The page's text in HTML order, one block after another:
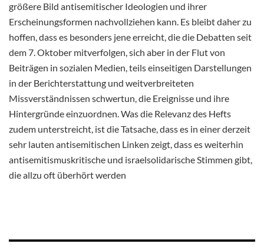
größere Bild antisemitischer Ideologien und ihrer
Erscheinungsformen nachvollziehen kann. Es bleibt daher zu
hoffen, dass es besonders jene erreicht, die die Debatten seit
dem 7. Oktober mitverfolgen, sich aber in der Flut von
Beiträgen in sozialen Medien, teils einseitigen Darstellungen
in der Berichterstattung und weitverbreiteten
Missverständnissen schwertun, die Ereignisse und ihre
Hintergründe einzuordnen. Was die Relevanz des Hefts
zudem unterstreicht, ist die Tatsache, dass es in einer derzeit
sehr lauten antisemitischen Linken zeigt, dass es weiterhin
antisemitismuskritische und israelsolidarische Stimmen gibt,
die allzu oft überhört werden